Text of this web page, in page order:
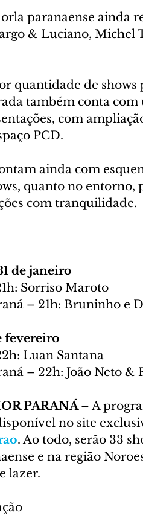
paranaense ainda
& Luciano, Michel
quantidade de shows
também conta
com
PCD.
ainda com
quanto no
com tranquilidade.
de janeiro
Sorriso Maroto
– 21h: Bruninho e
fevereiro
Luan Santana
– 22h: João Neto &
PARANÁ – A
no site
. Ao todo, serão 33
e na região
lazer.